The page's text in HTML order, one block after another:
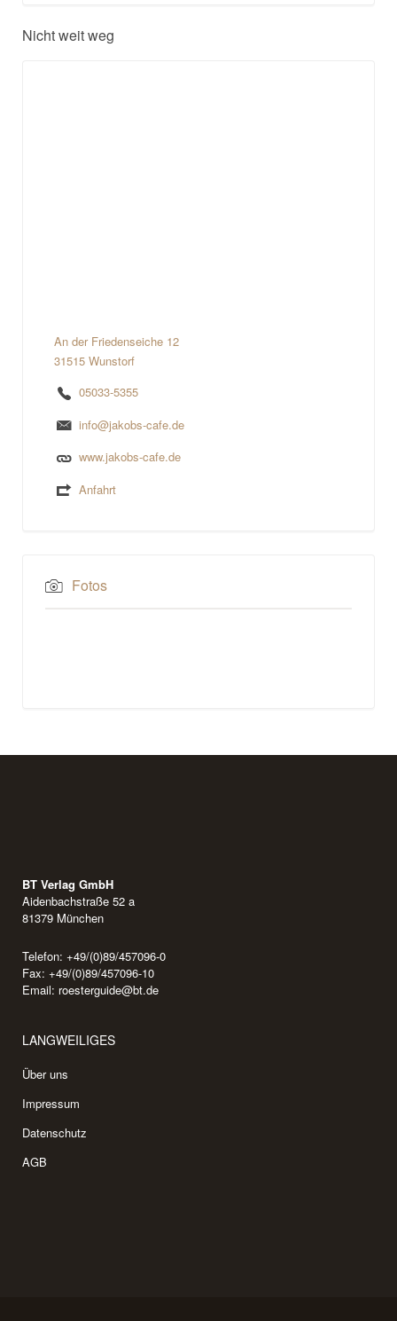
Nicht weit weg
An der Friedenseiche 12
31515 Wunstorf
05033-5355
info@jakobs-cafe.de
www.jakobs-cafe.de
Anfahrt
Fotos
BT Verlag GmbH
Aidenbachstraße 52 a
81379 München
Telefon: +49/(0)89/457096-0
Fax: +49/(0)89/457096-10
Email: roesterguide@bt.de
LANGWEILIGES
Über uns
Impressum
Datenschutz
AGB